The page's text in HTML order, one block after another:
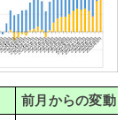
前月からの変動